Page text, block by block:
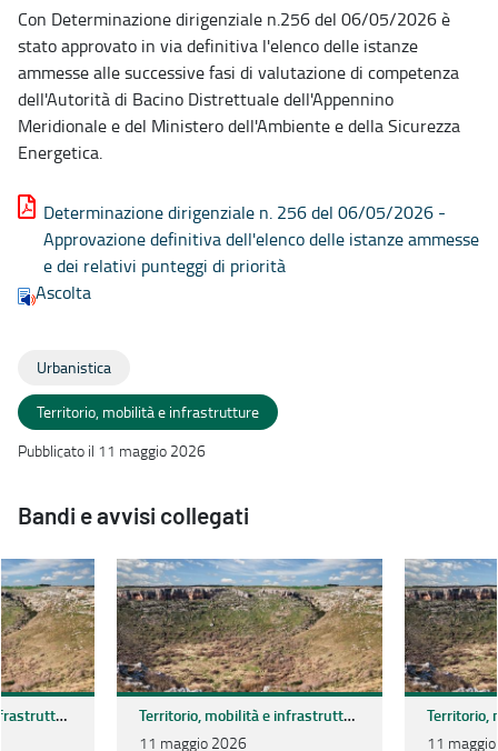
Con Determinazione dirigenziale n.256 del 06/05/2026 è
stato approvato in via definitiva l'elenco delle istanze
ammesse alle successive fasi di valutazione di competenza
dell'Autorità di Bacino Distrettuale dell'Appennino
Meridionale e del Ministero dell'Ambiente e della Sicurezza
Energetica.
Determinazione dirigenziale n. 256 del 06/05/2026 -
Approvazione definitiva dell'elenco delle istanze ammesse
e dei relativi punteggi di priorità
Ascolta
Urbanistica
Territorio, mobilità e infrastrutture
Pubblicato il 11 maggio 2026
Bandi e avvisi collegati
Territorio, mobilità e infrastrutture
Territorio, mobilità e infrastrutture
11 maggio 2026
11